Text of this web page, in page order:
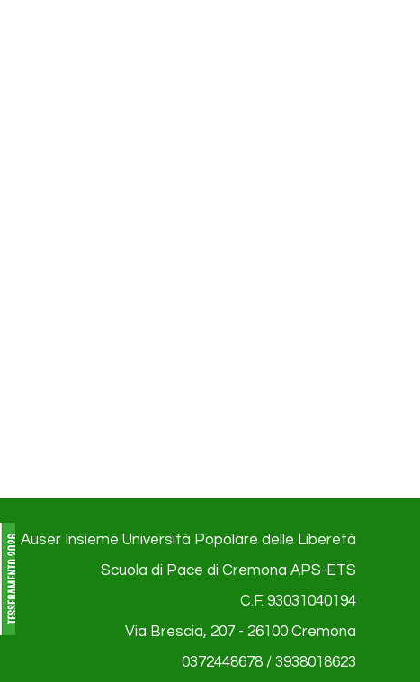
Auser Insieme Università Popolare delle Liberetà
Scuola di Pace di Cremona APS-ETS
C.F. 93031040194
Via Brescia, 207 - 26100 Cremona
0372448678 / 3938018623